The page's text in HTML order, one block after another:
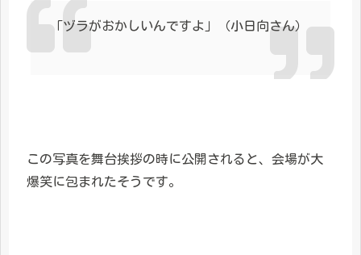
「ヅラがおかしいんですよ」（小日向さん）
この写真を舞台挨拶の時に公開されると、会場が大
爆笑に包まれたそうです。